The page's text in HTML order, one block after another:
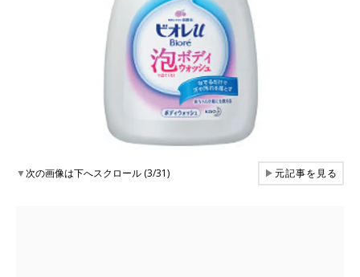
▼次の画像は下へスクロール (3/31) ▶元記事を見る